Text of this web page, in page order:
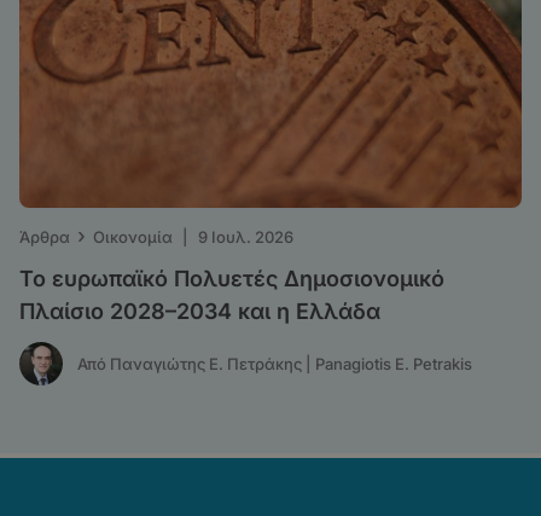
Άρθρα › Οικονομία 9 Ιουλ. 2026
Το ευρωπαϊκό Πολυετές Δημοσιονομικό
Πλαίσιο 2028–2034 και η Ελλάδα
Από Παναγιώτης Ε. Πετράκης | Panagiotis E. Petrakis